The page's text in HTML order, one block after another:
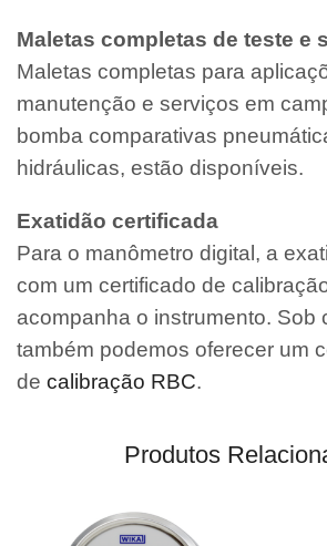
Maletas completas de teste e
Maletas completas para
manutenção e serviços em
bomba comparativas
hidráulicas, estão disponíveis.
Exatidão certificada
Para o manômetro digital, a
com um certificado de
acompanha o instrumento. Sob
também podemos oferecer um
de calibração RBC.
Produtos